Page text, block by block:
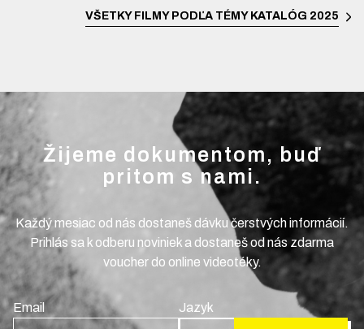
VŠETKY FILMY PODĽA TÉMY KATALÓG 2025
Žijeme dokumentom, buď
pritom s nami.
Každý mesiac od nás dostaneš dávku čerstvých informácií.
Prihlás sa k odberu noviniek a dostaneš od nás zdarma
voucher do online videotéky.
Email Jazyk